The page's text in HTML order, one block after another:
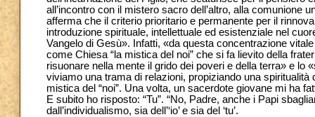
all’incontro con il mistero sacro dell’altro, alla comunione
afferma che il criterio prioritario e permanente per il
introduzione spirituale, intellettuale ed esistenziale nel
Vangelo di Gesù». Infatti, «da questa concentrazione
come Chiesa “la mistica del noi” che si fa lievito della
risuonare nella mente il grido dei poveri e della terra» e lo
viviamo una trama di relazioni, propiziando una
mistica del “noi”. Una volta, un sacerdote giovane mi ha
E subito ho risposto: “Tu”. “No, Padre, anche i Papi
dall’individualismo, sia dell’‘io’ e sia del ‘tu’.